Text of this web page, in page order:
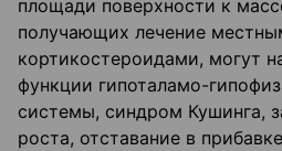
площади поверхности к
получающих лечение
кортикостероидами, могут
функции гипоталамо-
системы, синдром Кушинга,
роста, отставание в